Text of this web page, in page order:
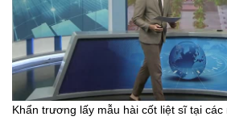
Khẩn trương lấy mẫu hài cốt liệt sĩ tại